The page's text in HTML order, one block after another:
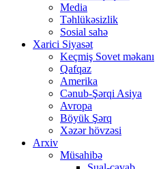
Media
Təhlükəsizlik
Sosial sahə
Xarici Siyasət
Keçmiş Sovet məkanı
Qafqaz
Amerika
Cənub-Şərqi Asiya
Avropa
Böyük Şərq
Xəzər hövzəsi
Arxiv
Müsahibə